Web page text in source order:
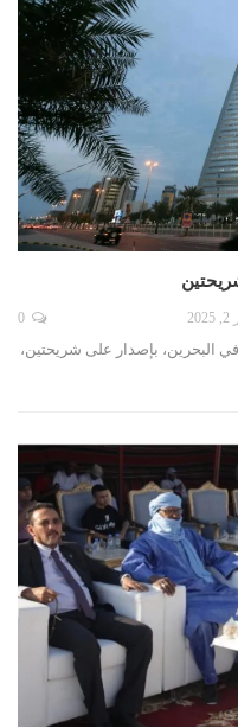
في البحرين، بإصدار على شريحتين،